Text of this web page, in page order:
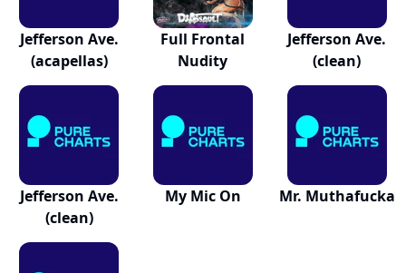
Jefferson Ave.
(acapellas)
Full Frontal
Nudity
Jefferson Ave.
(clean)
Jefferson Ave.
(clean)
My Mic On Mr. Muthafucka